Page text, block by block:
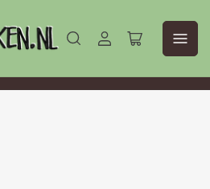
Aanmelden
Mini-
winkelwagen
openen